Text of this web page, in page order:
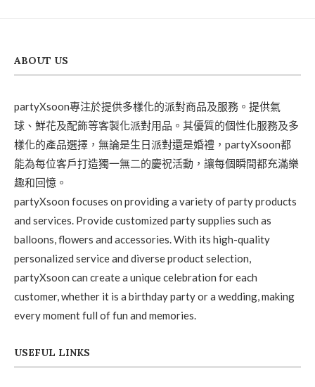
ABOUT US
partyXsoon專注於提供多樣化的派對商品及服務。提供氣
球、鮮花及配飾等客製化派對用品。其優質的個性化服務及多
樣化的產品選擇，無論是生日派對還是婚禮，partyXsoon都
能為每位客戶打造獨一無二的慶祝活動，讓每個瞬間都充滿樂
趣和回憶。
partyXsoon focuses on providing a variety of party products
and services. Provide customized party supplies such as
balloons, flowers and accessories. With its high-quality
personalized service and diverse product selection,
partyXsoon can create a unique celebration for each
customer, whether it is a birthday party or a wedding, making
every moment full of fun and memories.
USEFUL LINKS